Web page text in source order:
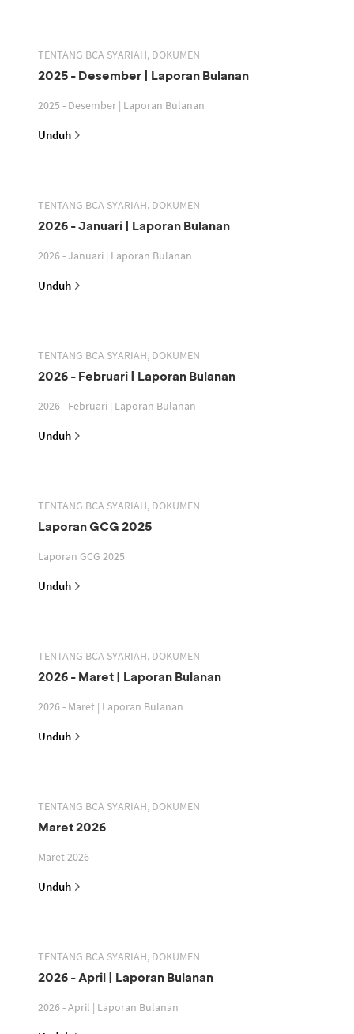
TENTANG BCA SYARIAH, DOKUMEN
2025 - Desember | Laporan Bulanan
2025 - Desember | Laporan Bulanan
Unduh
TENTANG BCA SYARIAH, DOKUMEN
2026 - Januari | Laporan Bulanan
2026 - Januari | Laporan Bulanan
Unduh
TENTANG BCA SYARIAH, DOKUMEN
2026 - Februari | Laporan Bulanan
2026 - Februari | Laporan Bulanan
Unduh
TENTANG BCA SYARIAH, DOKUMEN
Laporan GCG 2025
Laporan GCG 2025
Unduh
TENTANG BCA SYARIAH, DOKUMEN
2026 - Maret | Laporan Bulanan
2026 - Maret | Laporan Bulanan
Unduh
TENTANG BCA SYARIAH, DOKUMEN
Maret 2026
Maret 2026
Unduh
TENTANG BCA SYARIAH, DOKUMEN
2026 - April | Laporan Bulanan
2026 - April | Laporan Bulanan